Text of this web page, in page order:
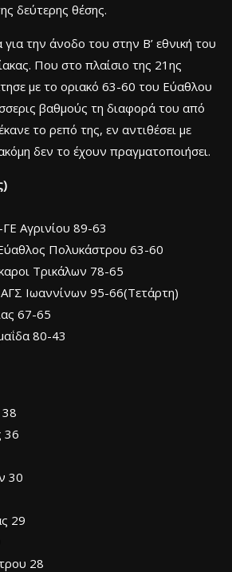
δεύτερης θέσης.
την άνοδο του στην Β’ εθνική του
Που στο πλαίσιο της 21ης
με το οριακό 63-60 του Εύαθλου
βαθμούς τη διαφορά του από
το ρεπό της, εν αντιθέσει με
δεν το έχουν πραγματοποιήσει.
Αγρινίου 89-63
Πολυκάστρου 63-60
Τρικάλων 78-65
Ιωαννίνων 95-66(Τετάρτη)
67-65
80-43
38
36
30
29
28